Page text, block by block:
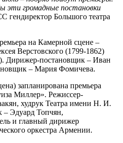
эти громадные постановки
гендиректор Большого театра
на Камерной сцене –
Верстовского (1799-1862)
Дирижер-постановщик – Иван
– Мария Фомичева.
запланирована премьера
Миллер». Режиссер-
худрук Театра имени Н. И.
Эдуард Топчян,
и главный дирижер
оркестра Армении.